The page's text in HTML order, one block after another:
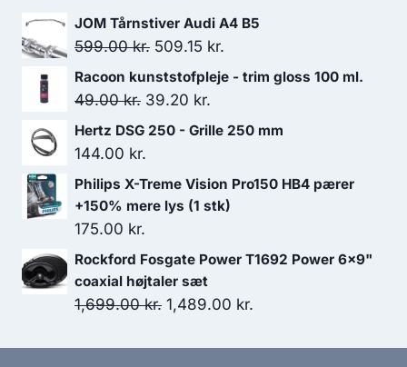
759.00 kr..626.00 kr..
JOM Tårnstiver Audi A4 B5
599.00kr. Den
oprindelige
pris
509.15 kr.
aktuelle
Racoon kunststofpleje - trim gloss 100 ml.
49.00kr. Den
oprindelige
49.00 kr..
39.20 kr.
aktuelle
39.20 kr..
Hertz DSG 250 - Grille 250 mm
144.00 kr.
Philips X-Treme Vision Pro150 HB4 pærer
+150% mere lys (1 stk)
175.00 kr.
Rockford Fosgate Power T1692 Power 6x9"
coaxial højtaler sæt
1,699.00kr. Den
pris
1,489.00 kr.
pris